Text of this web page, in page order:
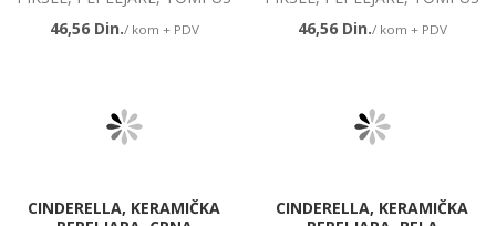
46,56 Din./ kom + PDV
46,56 Din./ kom + PDV
CINDERELLA, KERAMIČKA
CINDERELLA, KERAMIČKA